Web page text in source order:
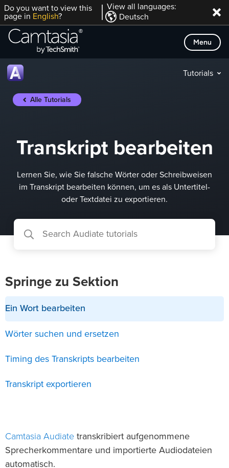
Direkt
zum
Inhalt
Do you want to view this
page in English?
View all languages:
Deutsch
Menu
Tutorials
Alle Tutorials
Transkript bearbeiten
Lernen Sie, wie Sie falsche Wörter oder Schreibweisen
im Transkript bearbeiten können, um es als Untertitel-
oder Textdatei zu exportieren.
Camtasia Audiate transkribiert aufgenommene
Sprecherkommentare und importierte Audiodateien
automatisch.
Springe zu Sektion
Ein Wort bearbeiten
Wörter suchen und ersetzen
Timing des Transkripts bearbeiten
Transkript exportieren